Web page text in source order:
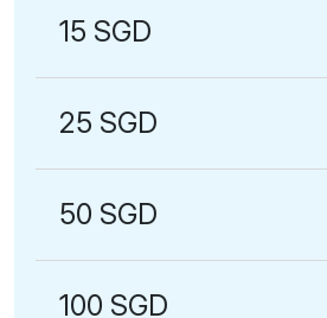
15 SGD
25 SGD
50 SGD
100 SGD